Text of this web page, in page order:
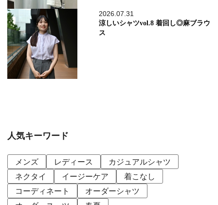
2026.07.31
涼しいシャツvol.8 着回し◎麻ブラウ
ス
人気キーワード
メンズ レディース
カジュアルシャツ
ネクタイ
イージーケア
着こなし
コーディネート
オーダーシャツ